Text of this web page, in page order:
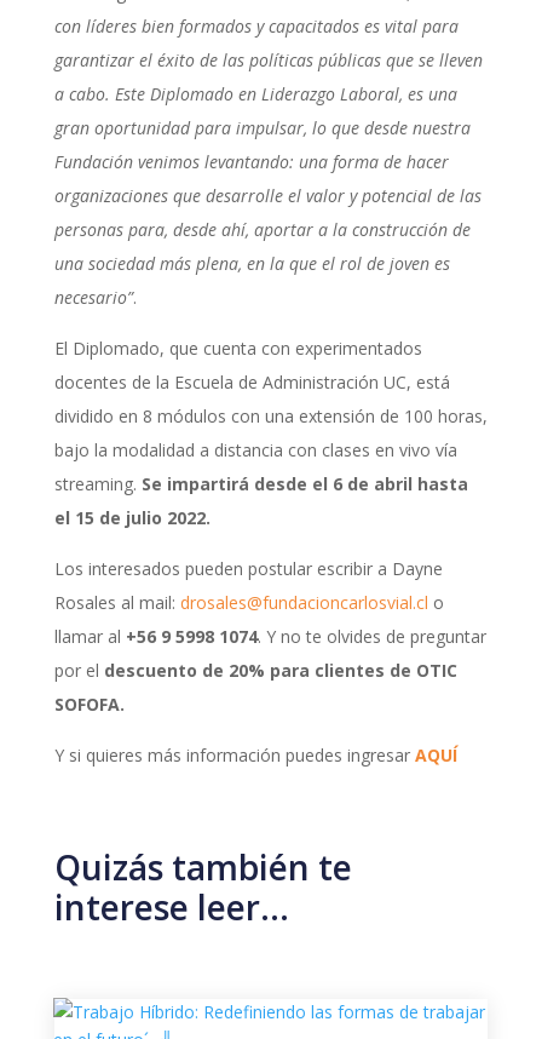
con líderes bien formados y capacitados es vital para
garantizar el éxito de las políticas públicas que se lleven
a cabo. Este Diplomado en Liderazgo Laboral, es una
gran oportunidad para impulsar, lo que desde nuestra
Fundación venimos levantando: una forma de hacer
organizaciones que desarrolle el valor y potencial de las
personas para, desde ahí, aportar a la construcción de
una sociedad más plena, en la que el rol de joven es
necesario”.
El Diplomado, que cuenta con experimentados
docentes de la Escuela de Administración UC, está
dividido en 8 módulos con una extensión de 100 horas,
bajo la modalidad a distancia con clases en vivo vía
streaming. Se impartirá desde el 6 de abril hasta
el 15 de julio 2022.
Los interesados pueden postular escribir a Dayne
Rosales al mail: drosales@fundacioncarlosvial.cl o
llamar al +56 9 5998 1074. Y no te olvides de preguntar
por el descuento de 20% para clientes de OTIC
SOFOFA.
Y si quieres más información puedes ingresar AQUÍ
Quizás también te
interese leer…